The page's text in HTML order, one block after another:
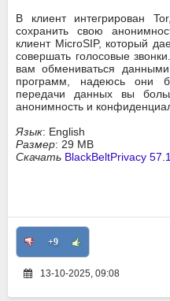
В клиент интегрирован
сохранить свою
клиент MicroSIP, который
совершать голосовые
вам обмениваться
программ, надеюсь они
передачи данных вы
анонимность и
Язык: English
Размер: 29 MB
Скачать BlackBeltPrivacy
+9
13-10-2025, 09:08